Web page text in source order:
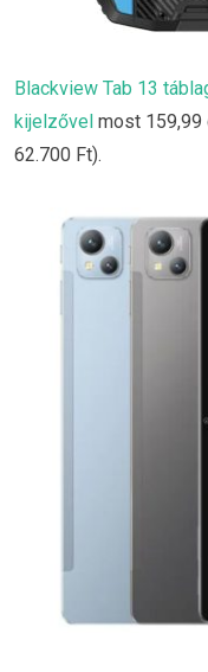
Blackview Tab 13
kijelzővel most 159,99
62.700 Ft).